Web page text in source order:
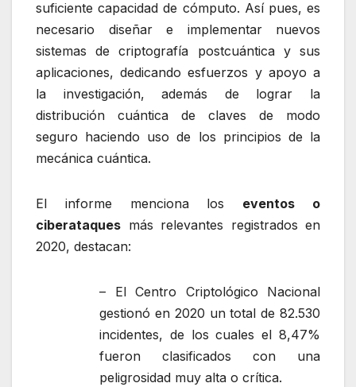
suficiente capacidad de cómputo. Así pues, es
necesario diseñar e implementar nuevos
sistemas de criptografía postcuántica y sus
aplicaciones, dedicando esfuerzos y apoyo a
la investigación, además de lograr la
distribución cuántica de claves de modo
seguro haciendo uso de los principios de la
mecánica cuántica.
El informe menciona los eventos o
ciberataques más relevantes registrados en
2020, destacan:
– El Centro Criptológico Nacional
gestionó en 2020 un total de 82.530
incidentes, de los cuales el 8,47%
fueron clasificados con una
peligrosidad muy alta o crítica.